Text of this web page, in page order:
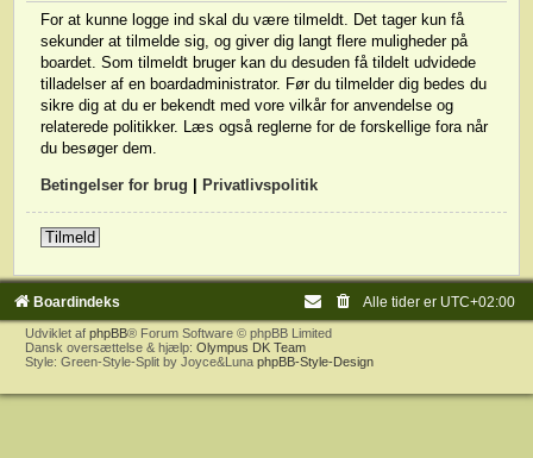
For at kunne logge ind skal du være tilmeldt. Det tager kun få
sekunder at tilmelde sig, og giver dig langt flere muligheder på
boardet. Som tilmeldt bruger kan du desuden få tildelt udvidede
tilladelser af en boardadministrator. Før du tilmelder dig bedes du
sikre dig at du er bekendt med vore vilkår for anvendelse og
relaterede politikker. Læs også reglerne for de forskellige fora når
du besøger dem.
Betingelser for brug Privatlivspolitik
Tilmeld
Boardindeks Alle tider er UTC+02:00
Udviklet af phpBB® Forum Software © phpBB Limited
Dansk oversættelse & hjælp: Olympus DK Team
Style: Green-Style-Split by Joyce&Luna phpBB-Style-Design